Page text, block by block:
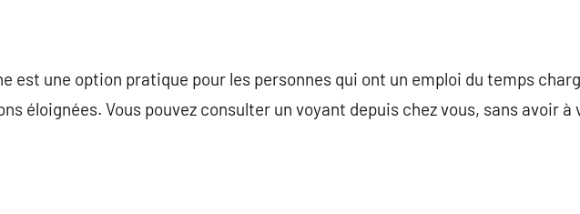
est une option pratique pour les personnes qui ont un emploi du temps
éloignées. Vous pouvez consulter un voyant depuis chez vous, sans avoir à